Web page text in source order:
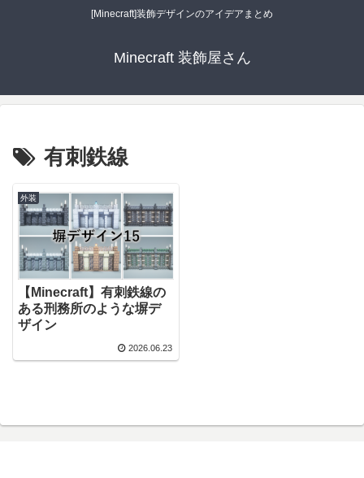
[Minecraft]装飾デザインのアイデアまとめ
Minecraft 装飾屋さん
有刺鉄線
外装
【Minecraft】有刺鉄線の
ある刑務所のような塀デ
ザイン
2026.06.23